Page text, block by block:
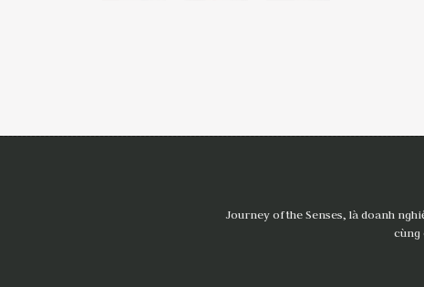
Journey of the Senses, là doanh
cùng